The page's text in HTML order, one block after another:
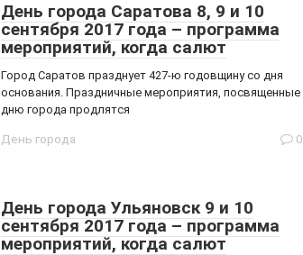
День города Саратова 8, 9 и 10
сентября 2017 года – программа
мероприятий, когда салют
Город Саратов празднует 427-ю годовщину со дня
основания. Праздничные мероприятия, посвященные
дню города продлятся
День города 0
День города Ульяновск 9 и 10
сентября 2017 года – программа
мероприятий, когда салют